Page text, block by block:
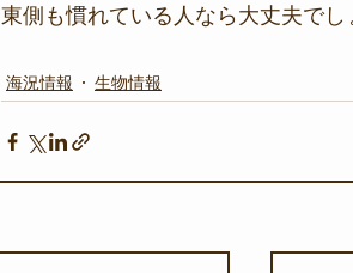
東側も慣れている人なら大丈夫でし
海況情報 生物情報